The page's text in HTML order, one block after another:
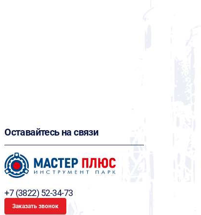
Оставайтесь на связи
+7 (3822) 52-34-73
Заказать звонок